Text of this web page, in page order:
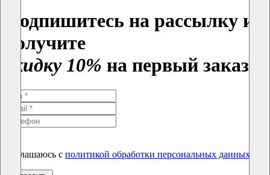
Подпишитесь на рассылку и
получите
скидку 10% на первый заказ
Соглашаюсь с политикой обработки персональных данных